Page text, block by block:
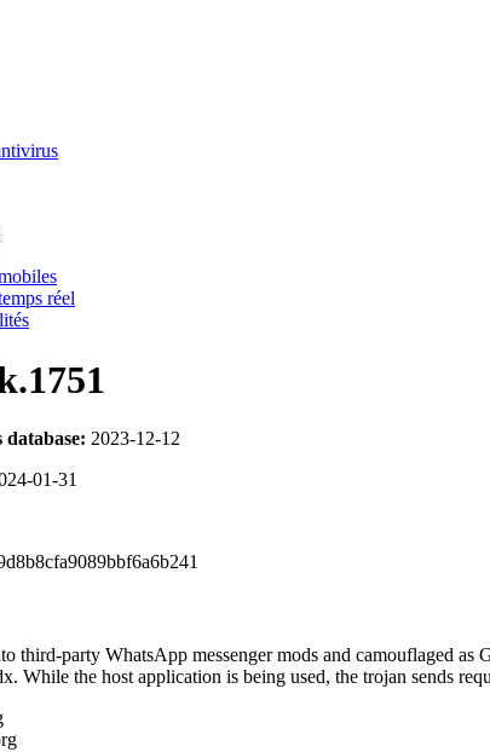
réel
2023-12-12
01-31
third-party WhatsApp messenger mods and camouflaged as
. While the host application is being used, the trojan sends